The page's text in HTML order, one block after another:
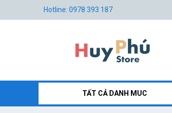
Hotline: 0978 393 187
TẤT CẢ DANH MUC